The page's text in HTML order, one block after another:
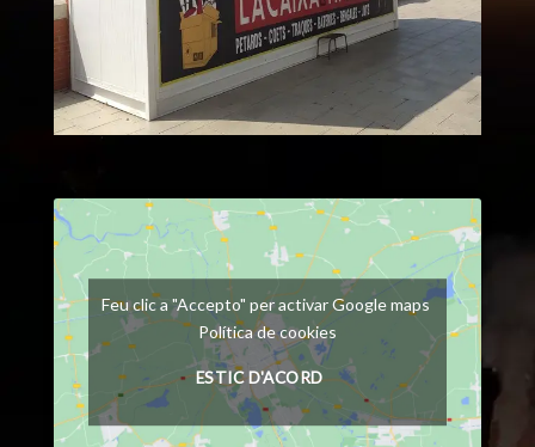
Feu clic a "Accepto" per activar Google maps
Política de cookies
ESTIC D'ACORD